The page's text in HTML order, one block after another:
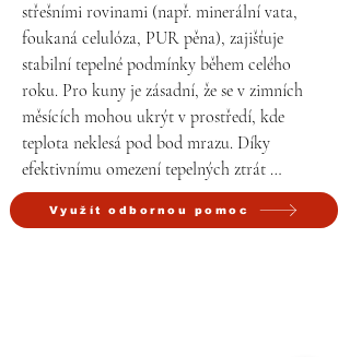
střešními rovinami (např. minerální vata,
foukaná celulóza, PUR pěna), zajišťuje
stabilní tepelné podmínky během celého
roku. Pro kuny je zásadní, že se v zimních
měsících mohou ukrýt v prostředí, kde
teplota neklesá pod bod mrazu. Díky
efektivnímu omezení tepelných ztrát
konstrukcí zůstává izolovaný prostor
dostatečně teplý a zároveň chráněný před
Využít odbornou pomoc